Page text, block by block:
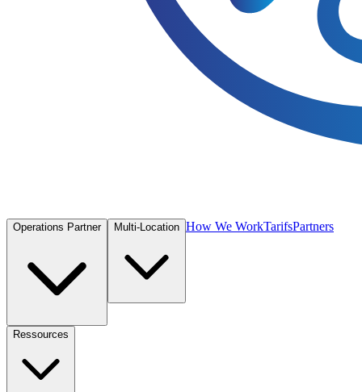
Operations Partner Multi-Location How We WorkTarifsPartners
Ressources